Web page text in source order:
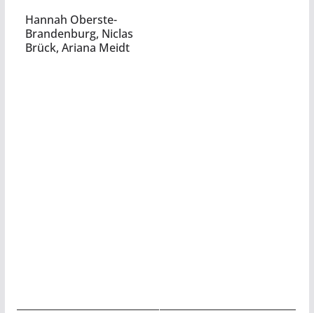
Hannah Oberste-
Brandenburg, Niclas
Brück, Ariana Meidt